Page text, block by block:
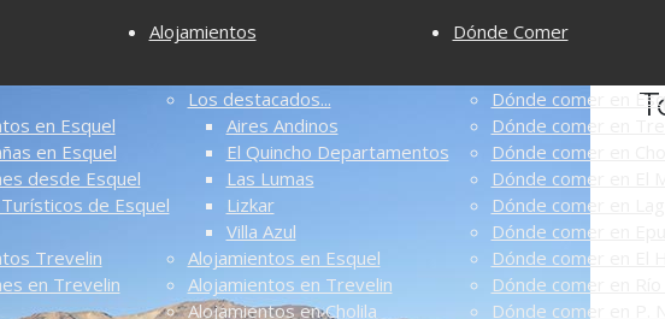
en Esquel
en Esquel
desde Esquel
de Esquel
Trevelin
en Trevelin
Alojamientos
Los destacados...
Aires Andinos
El Quincho Departamentos
Las Lumas
Lizkar
Villa Azul
Alojamientos en Esquel
Alojamientos en Trevelin
Alojamientos en Cholila
Dónde Comer
Dónde comer en
Dónde comer en
Dónde comer en
Dónde comer en El
Dónde comer en
Dónde comer en
Dónde comer en El
Dónde comer en Río
Dónde comer en P.